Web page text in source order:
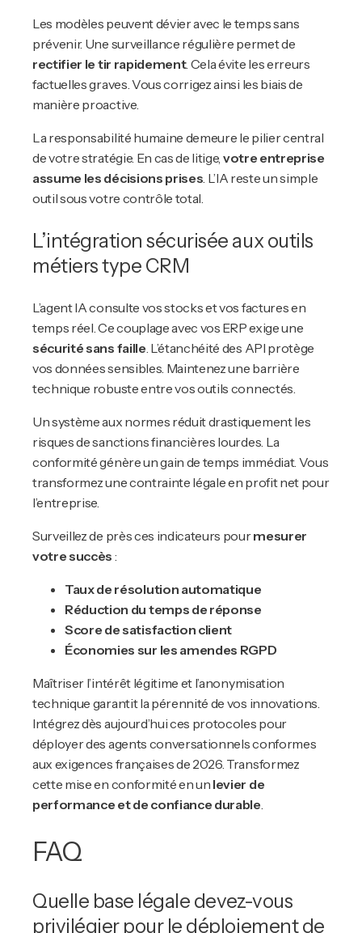
Les modèles peuvent dévier avec le temps sans
prévenir. Une surveillance régulière permet de
rectifier le tir rapidement. Cela évite les erreurs
factuelles graves. Vous corrigez ainsi les biais de
manière proactive.
La responsabilité humaine demeure le pilier central
de votre stratégie. En cas de litige, votre entreprise
assume les décisions prises. L’IA reste un simple
outil sous votre contrôle total.
L’intégration sécurisée aux outils
métiers type CRM
L’agent IA consulte vos stocks et vos factures en
temps réel. Ce couplage avec vos ERP exige une
sécurité sans faille. L’étanchéité des API protège
vos données sensibles. Maintenez une barrière
technique robuste entre vos outils connectés.
Un système aux normes réduit drastiquement les
risques de sanctions financières lourdes. La
conformité génère un gain de temps immédiat. Vous
transformez une contrainte légale en profit net pour
l’entreprise.
Surveillez de près ces indicateurs pourmesurer
votre succès :
Taux de résolution automatique
Réduction du temps de réponse
Score de satisfaction client
Économies sur les amendes RGPD
Maîtriser l’intérêt légitime et l’anonymisation
technique garantit la pérennité de vos innovations.
Intégrez dès aujourd’hui ces protocoles pour
déployer des agents conversationnels conformes
aux exigences françaises de 2026. Transformez
cette mise en conformité en un levier de
performance et de confiance durable.
FAQ
Quelle base légale devez-vous
privilégier pour le déploiement de